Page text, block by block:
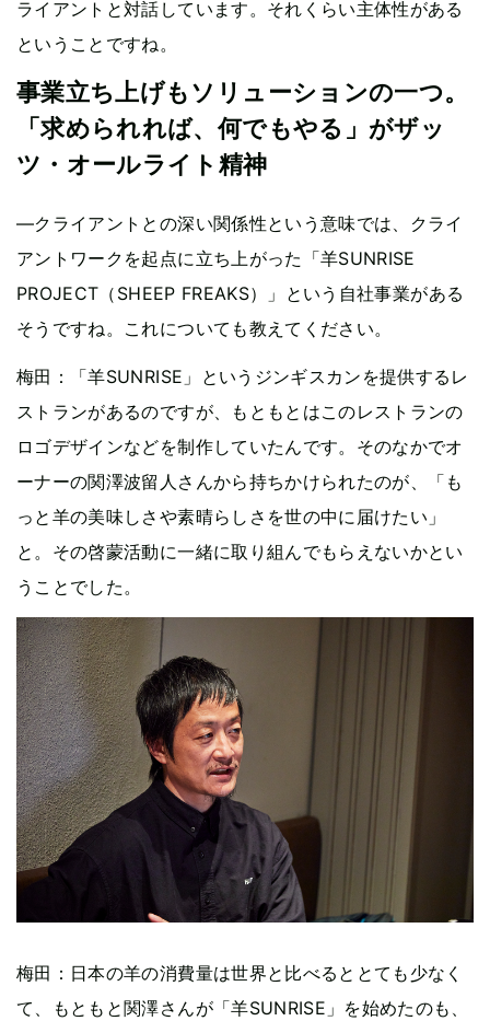
ライアントと対話しています。それくらい主体性がある
ということですね。
事業立ち上げもソリューションの一つ。
「求められれば、何でもやる」がザッ
ツ・オールライト精神
—クライアントとの深い関係性という意味では、クライ
アントワークを起点に立ち上がった「羊SUNRISE
PROJECT（SHEEP FREAKS）」という自社事業がある
そうですね。これについても教えてください。
梅田：「羊SUNRISE」というジンギスカンを提供するレ
ストランがあるのですが、もともとはこのレストランの
ロゴデザインなどを制作していたんです。そのなかでオ
ーナーの関澤波留人さんから持ちかけられたのが、「も
っと羊の美味しさや素晴らしさを世の中に届けたい」
と。その啓蒙活動に一緒に取り組んでもらえないかとい
うことでした。
梅田：日本の羊の消費量は世界と比べるととても少なく
て、もともと関澤さんが「羊SUNRISE」を始めたのも、